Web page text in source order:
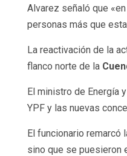
Alvarez señaló que
personas más que
La reactivación de la
flanco norte de la
El ministro de Energía
YPF y las nuevas
El funcionario remarcó
sino que se puesieron